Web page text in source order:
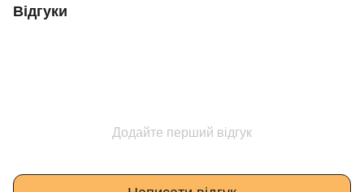
Відгуки
Додайте перший відгук